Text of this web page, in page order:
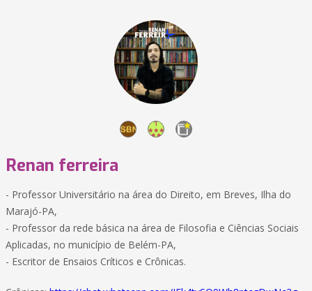
Renan ferreira
- Professor Universitário na área do Direito, em Breves, Ilha do
Marajó-PA,
- Professor da rede básica na área de Filosofia e Ciências Sociais
Aplicadas, no município de Belém-PA,
- Escritor de Ensaios Críticos e Crônicas.